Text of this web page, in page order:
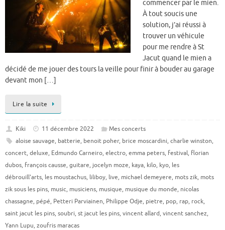
commencer par le mien.
À tout soucis une
solution, j’ai réussi à
trouver un véhicule
pour me rendre à St
Jacut quand le mien a
décidé de me jouer des tours la veille pour finir à bouder au garage
devant mon […]
Lire la suite
Kiki 11 décembre 2022
Mes concerts
aloise sauvage, batterie, benoit poher, brice moscardini, charlie winston,
concert, deluxe, Edmundo Carneiro, electro, emma peters, festival, florian
dubos, françois causse, guitare, jocelyn moze, kaya, kilo, kyo, les
débrouill'arts, les moustachus, liliboy, live, michael demeyere, mots zik, mots
zik sous les pins, music, musiciens, musique, musique du monde, nicolas
chassagne, pépé, Petteri Parviainen, Philippe Odje, pietre, pop, rap, rock,
saint jacut les pins, soubri, st jacut les pins, vincent allard, vincent sanchez,
Yann Lupu, zoufris maracas